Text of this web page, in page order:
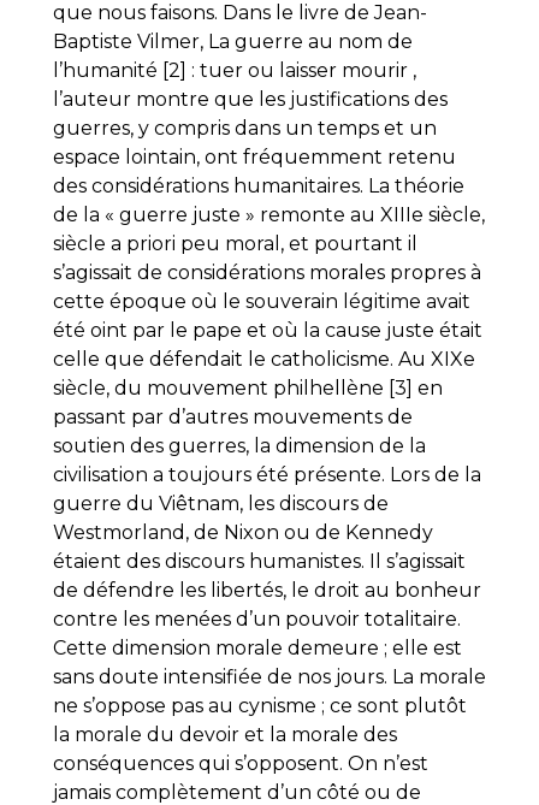
que nous faisons. Dans le livre de Jean-
Baptiste Vilmer, La guerre au nom de
l’humanité [2] : tuer ou laisser mourir ,
l’auteur montre que les justifications des
guerres, y compris dans un temps et un
espace lointain, ont fréquemment retenu
des considérations humanitaires. La théorie
de la « guerre juste » remonte au XIIIe siècle,
siècle a priori peu moral, et pourtant il
s’agissait de considérations morales propres à
cette époque où le souverain légitime avait
été oint par le pape et où la cause juste était
celle que défendait le catholicisme. Au XIXe
siècle, du mouvement philhellène [3] en
passant par d’autres mouvements de
soutien des guerres, la dimension de la
civilisation a toujours été présente. Lors de la
guerre du Viêtnam, les discours de
Westmorland, de Nixon ou de Kennedy
étaient des discours humanistes. Il s’agissait
de défendre les libertés, le droit au bonheur
contre les menées d’un pouvoir totalitaire.
Cette dimension morale demeure ; elle est
sans doute intensifiée de nos jours. La morale
ne s’oppose pas au cynisme ; ce sont plutôt
la morale du devoir et la morale des
conséquences qui s’opposent. On n’est
jamais complètement d’un côté ou de